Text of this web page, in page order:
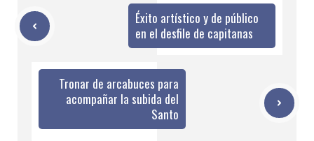
Éxito artístico y de público
en el desfile de capitanas
Tronar de arcabuces para
acompañar la subida del
Santo